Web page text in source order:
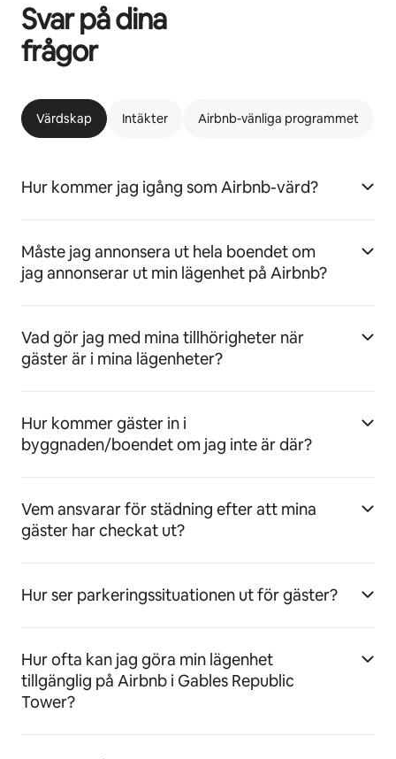
Svar på dina
frågor
Värdskap Intäkter Airbnb-vänliga programmet
Hur kommer jag igång som Airbnb-värd?
Måste jag annonsera ut hela boendet om
jag annonserar ut min lägenhet på Airbnb?
Vad gör jag med mina tillhörigheter när
gäster är i mina lägenheter?
Hur kommer gäster in i
byggnaden/boendet om jag inte är där?
Vem ansvarar för städning efter att mina
gäster har checkat ut?
Hur ser parkeringssituationen ut för gäster?
Hur ofta kan jag göra min lägenhet
tillgänglig på Airbnb i Gables Republic
Tower?